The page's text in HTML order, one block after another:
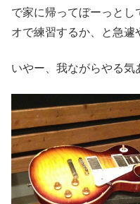
で家に帰ってぼーっとし
オで練習するか、と急遽
いやー、我ながらやる気